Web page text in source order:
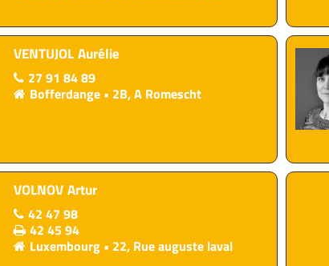
VENTUJOLAurélie
27 91 84 89
Bofferdange
2B, A Romescht
VOLNOVArtur
42 47 98
42 45 94
Luxembourg
22, Rue auguste laval